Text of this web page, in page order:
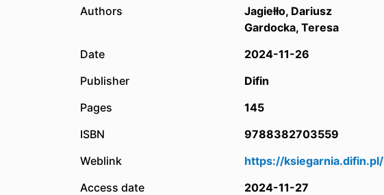
Authors
Jagiełło, Dariusz
Gardocka, Teresa
Date
2024-11-26
Publisher
Difin
Pages
145
ISBN
9788382703559
Weblink
https://
Access date
2024-11-27